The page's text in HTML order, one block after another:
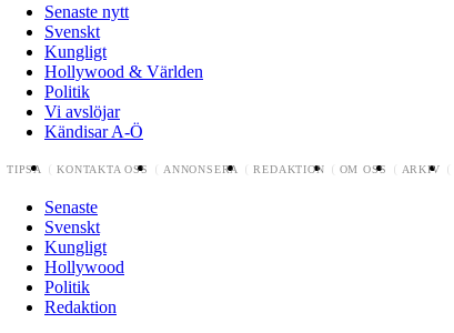
Senaste nytt
Svenskt
Kungligt
Hollywood & Världen
Politik
Vi avslöjar
Kändisar A-Ö
TIPSA KONTAKTA OSS ANNONSERA REDAKTION OM OSS ARKIV
Senaste
Svenskt
Kungligt
Hollywood
Politik
Redaktion